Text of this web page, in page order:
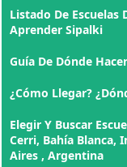
Listado De Escuelas
Aprender Sipalki
Guía De Dónde
¿Cómo Llegar?
Elegir Y Buscar
Cerri, Bahía Blanca,
Aires , Argentina